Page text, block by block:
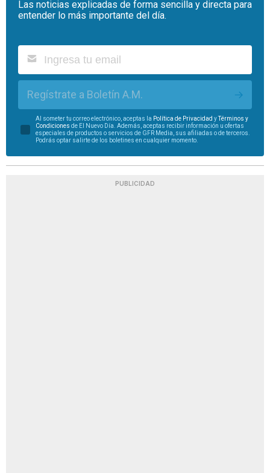
Las noticias explicadas de forma sencilla y directa para
entender lo más importante del día.
Regístrate a Boletín A.M.
Al someter tu correo electrónico, aceptas la Política de Privacidad yTérminos y
Condiciones de El Nuevo Día. Además, aceptas recibir información u ofertas
especiales de productos o servicios de GFR Media, sus afiliadas o de terceros.
Podrás optar salirte de los boletines en cualquier momento.
PUBLICIDAD